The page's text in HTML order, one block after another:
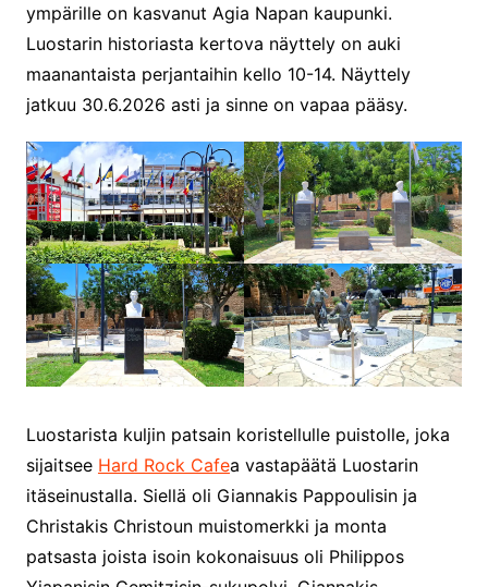
ympärille on kasvanut Agia Napan kaupunki.
Luostarin historiasta kertova näyttely on auki
maanantaista perjantaihin kello 10-14. Näyttely
jatkuu 30.6.2026 asti ja sinne on vapaa pääsy.
Luostarista kuljin patsain koristellulle puistolle, joka
sijaitsee Hard Rock Cafea vastapäätä Luostarin
itäseinustalla. Siellä oli Giannakis Pappoulisin ja
Christakis Christoun muistomerkki ja monta
patsasta joista isoin kokonaisuus oli Philippos